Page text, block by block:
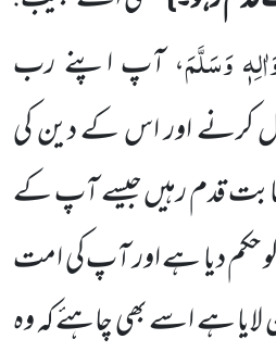
وَسَلَّمَ، آپ اپنے رب
کرنے اور اس کے دین کی
قدم رہیں جیسے آپکے
دیا ہے اورآپ کی امت
ہے اسے بھی چاہئے کہ وہ